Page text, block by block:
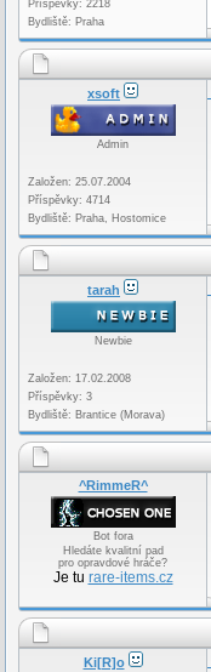
Příspěvky: 2218
Bydliště: Praha
xsoft
Admin
Založen: 25.07.2004
Příspěvky: 4714
Bydliště: Praha, Hostomice
tarah
Newbie
Založen: 17.02.2008
Příspěvky: 3
Bydliště: Brantice (Morava)
^RimmeR^
Bot fora
Hledáte kvalitní pad
pro opravdové hráče?
Je tu rare-items.cz
Ki[R]o